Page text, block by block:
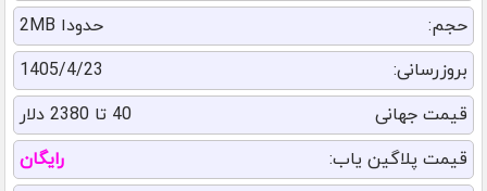
حجم:
حدودا 2MB
بروزرسانی:
1405/4/23
قیمت جهانی
40 تا 2380 دلار
قیمت پلاگین یاب:
رایگان